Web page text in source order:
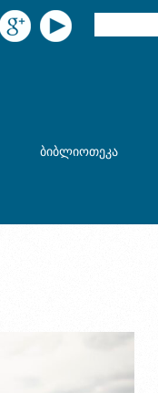
ბიბლიოთეკა